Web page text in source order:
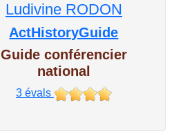
Ludivine RODON
ActHistoryGuide
Guide conférencier
national
3évals